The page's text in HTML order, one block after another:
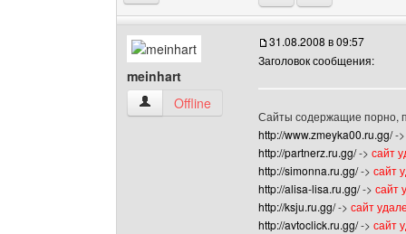
meinhart
meinhart Посмотреть профиль
Offline
31.08.2008 в 09:57
Заголовок сообщения:
Сайты содержащие порно,
http://www.zmeyka00.ru.gg/-
http://partnerz.ru.gg/-> сайт
http://simonna.ru.gg/-> сайт
http://alisa-lisa.ru.gg/-> сайт
http://ksju.ru.gg/-> сайт
http://avtoclick.ru.gg/-> сайт